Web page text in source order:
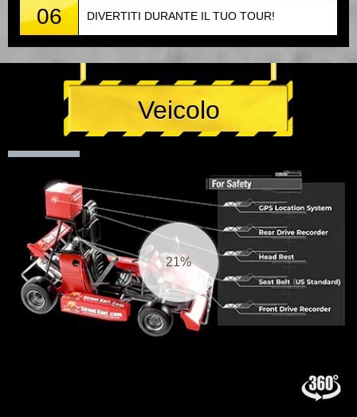
06 DIVERTITI DURANTE IL TUO TOUR!
Veicolo
22%